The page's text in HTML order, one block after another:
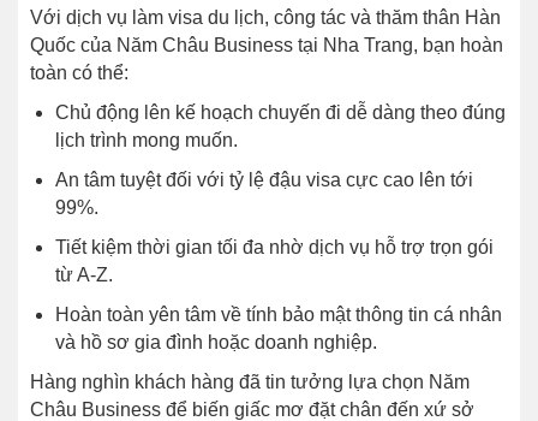
Với dịch vụ làm visa du lịch, công tác và thăm thân Hàn
Quốc của Năm Châu Business tại Nha Trang, bạn hoàn
toàn có thể:
Chủ động lên kế hoạch chuyến đi dễ dàng theo đúng
lịch trình mong muốn.
An tâm tuyệt đối với tỷ lệ đậu visa cực cao lên tới
99%.
Tiết kiệm thời gian tối đa nhờ dịch vụ hỗ trợ trọn gói
từ A-Z.
Hoàn toàn yên tâm về tính bảo mật thông tin cá nhân
và hồ sơ gia đình hoặc doanh nghiệp.
Hàng nghìn khách hàng đã tin tưởng lựa chọn Năm
Châu Business để biến giấc mơ đặt chân đến xứ sở